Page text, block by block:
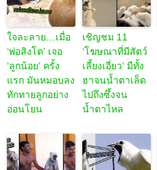
ใจละลาย…เมื่อ
‘พ่อสิงโต’ เจอ
‘ลูกน้อย’ ครั้ง
แรก มันหมอบลง
ทักทายลูกอย่าง
อ่อนโยน
เชิญชม 11
‘โฆษณาที่มีสัตว์
เลี้ยงเอี่ยว’ มีทั้ง
ฮาจนน้ำตาเล็ด
ไปถึงซึ้งจน
น้ำตาไหล